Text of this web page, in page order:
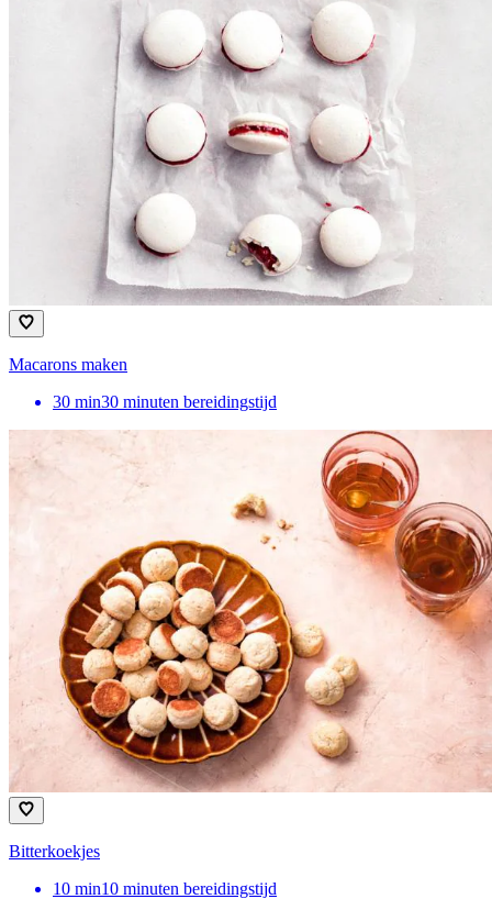
Macarons maken
30 min30 minuten bereidingstijd
Bitterkoekjes
10 min10 minuten bereidingstijd